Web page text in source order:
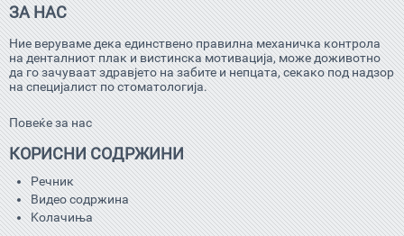
ЗА НАС
Ние веруваме дека единствено правилна механичка контрола
на денталниот плак и вистинска мотивација, може доживотно
да го зачуваат здравјето на забите и непцата, секако под надзор
на специјалист по стоматологија.
Повеќе за нас
КОРИСНИ СОДРЖИНИ
Речник
Видео содржина
Kолачиња